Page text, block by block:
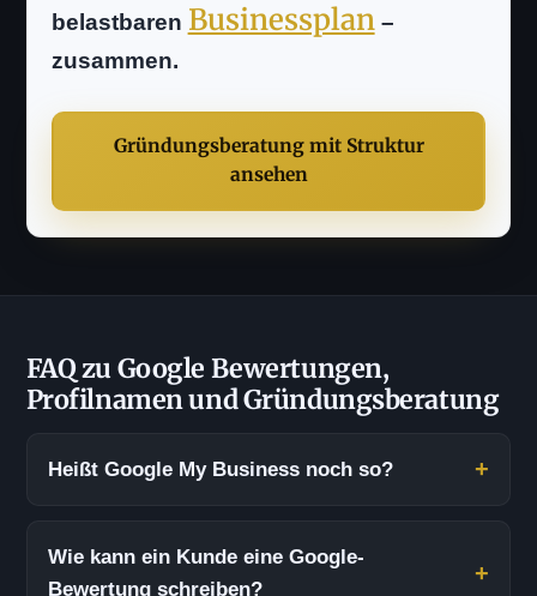
belastbaren Businessplan–
zusammen.
Gründungsberatung mit Struktur
ansehen
FAQ zu Google Bewertungen,
Profilnamen und Gründungsberatung
Heißt Google My Business noch so?
Wie kann ein Kunde eine Google-
Bewertung schreiben?